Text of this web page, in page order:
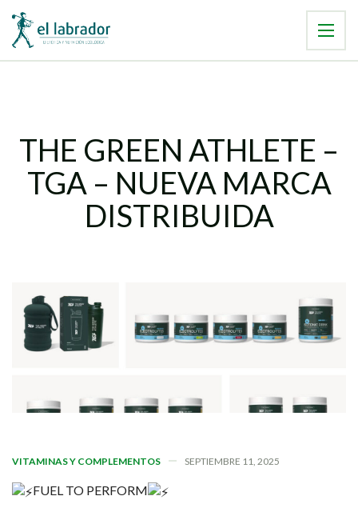
THE GREEN ATHLETE –
TGA – NUEVA MARCA
DISTRIBUIDA
VITAMINAS Y COMPLEMENTOS SEPTIEMBRE 11, 2025
FUEL TO PERFORM